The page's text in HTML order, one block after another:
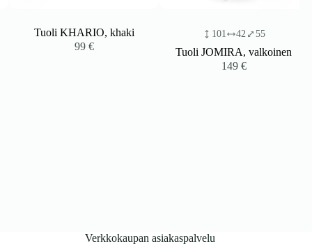
Tuoli KHARIO, khaki
99€
101 42 55
Tuoli JOMIRA, valkoinen
149€
Verkkokaupan asiakaspalvelu